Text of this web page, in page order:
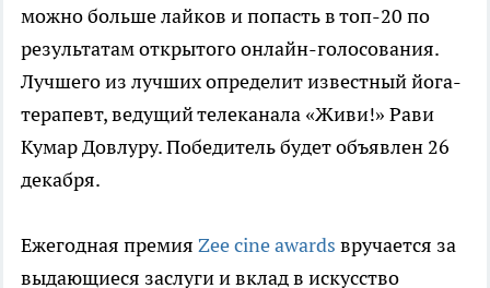
можно больше лайков и попасть в топ-20 по
результатам открытого онлайн-голосования.
Лучшего из лучших определит известный йога-
терапевт, ведущий телеканала «Живи!» Рави
Кумар Довлуру. Победитель будет объявлен 26
декабря.
Ежегодная премия Zee cine awards вручается за
выдающиеся заслуги и вклад в искусство